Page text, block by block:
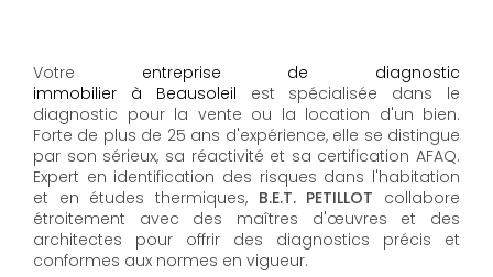
Votre entreprise de diagnostic
immobilier à Beausoleil est spécialisée dans le
diagnostic pour la vente ou la location d'un bien.
Forte de plus de 25 ans d'expérience, elle se distingue
par son sérieux, sa réactivité et sa certification AFAQ.
Expert en identification des risques dans l'habitation
et en études thermiques, B.E.T. PETILLOT collabore
étroitement avec des maîtres d'œuvres et des
architectes pour offrir des diagnostics précis et
conformes aux normes en vigueur.